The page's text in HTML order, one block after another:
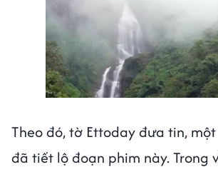
Theo đó, tờ Ettoday đưa tin,
đã tiết lộ đoạn phim này. Trong